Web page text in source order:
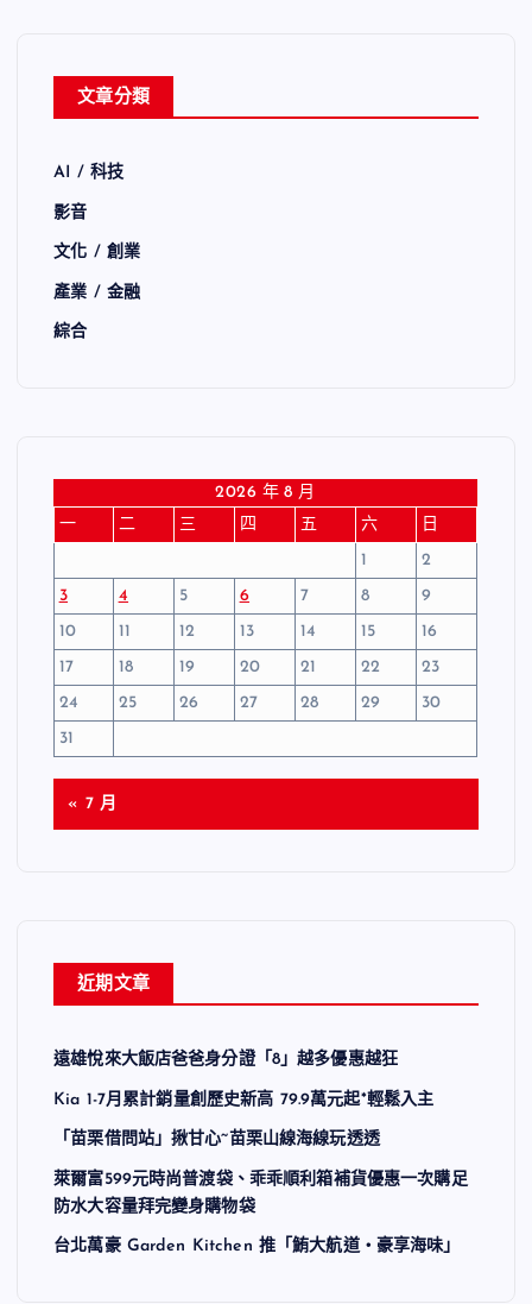
文章分類
AI / 科技
影音
文化 / 創業
產業 / 金融
綜合
2026 年 8 月
一
二 三 四 五 六
日
1
2
3
4 5 6 7 8
9
10
11 12 13 14 15
16
17
18 19 20 21 22
23
24
25 26 27 28 29
30
31
« 7 月
近期文章
遠雄悅來大飯店爸爸身分證「8」越多優惠越狂
Kia 1-7月累計銷量創歷史新高 79.9萬元起*輕鬆入主
「苗栗借問站」揪甘心~苗栗山線海線玩透透
萊爾富599元時尚普渡袋、乖乖順利箱補貨優惠一次購足
防水大容量拜完變身購物袋
台北萬豪 Garden Kitchen 推「鮪大航道・豪享海味」